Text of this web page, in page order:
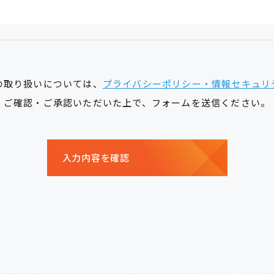
り扱いについては、 プライバシーポリシー・情報セキュリ
ご確認・ご承認いただいた上で、フォームを送信ください。
入力内容を確認